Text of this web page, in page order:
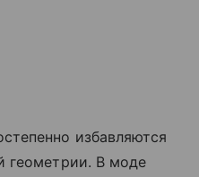
избавляются
геометрии. В моде